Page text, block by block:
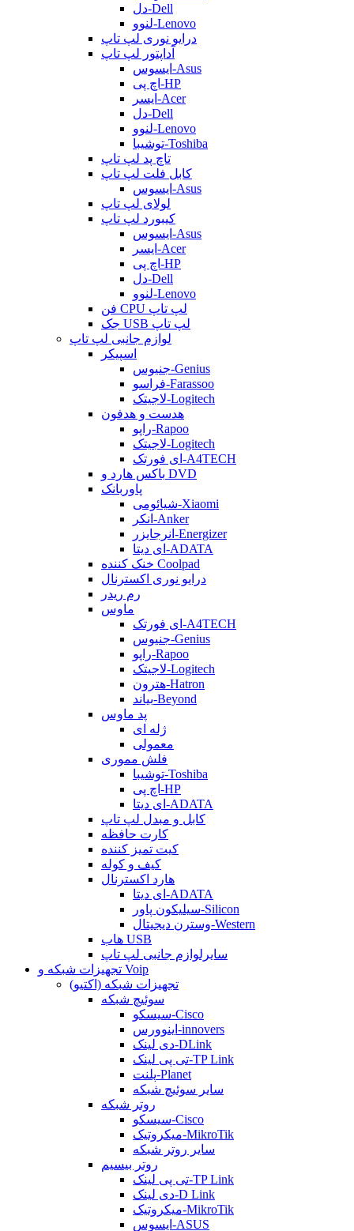
دل-Dell
لنوو-Lenovo
درایو نوری لپ تاپ
آداپتور لپ تاپ
ایسوس-Asus
اچ پی-HP
ایسر-Acer
دل-Dell
لنوو-Lenovo
توشیبا-Toshiba
تاچ پد لپ تاپ
کابل فلت لپ تاپ
ایسوس-Asus
لولای لپ تاپ
کیبورد لپ تاپ
ایسوس-Asus
ایسر-Acer
اچ پی-HP
دل-Dell
لنوو-Lenovo
فن CPU لپ تاپ
جک USB لپ تاپ
لوازم جانبی لپ تاپ
اسپیکر
جنیوس-Genius
فراسو-Farassoo
لاجیتک-Logitech
هدست و هدفون
راپو-Rapoo
لاجیتک-Logitech
ای فورتک-A4TECH
باکس هارد و DVD
پاوربانک
شیائومی-Xiaomi
انکر-Anker
انرجایزر-Energizer
ای دیتا-ADATA
خنک کننده Coolpad
درایو نوری اکسترنال
رم ریدر
ماوس
ای فورتک-A4TECH
جنیوس-Genius
راپو-Rapoo
لاجیتک-Logitech
هترون-Hatron
بیاند-Beyond
پد ماوس
ژله ای
معمولی
فلش مموری
توشیبا-Toshiba
اچ پی-HP
ای دیتا-ADATA
کابل و مبدل لپ تاپ
کارت حافظه
کیت تمیز کننده
کیف و کوله
هارد اکسترنال
ای دیتا-ADATA
سیلیکون پاور-Silicon
وسترن دیجیتال-Western
هاب USB
سایرلوازم جانبی لپ تاپ
تجهیزات شبکه و Voip
تجهیزات شبکه (اکتیو)
سوئیچ شبکه
سیسکو-Cisco
اینوورس-innovers
دی لینک-DLink
تی پی لینک-TP Link
پلنت-Planet
سایر سوئیچ شبکه
روتر شبکه
سیسکو-Cisco
میکروتیک-MikroTik
سایر روتر شبکه
روتر بیسیم
تی پی لینک-TP Link
دی لینک-D Link
میکروتیک-MikroTik
ایسوس-ASUS